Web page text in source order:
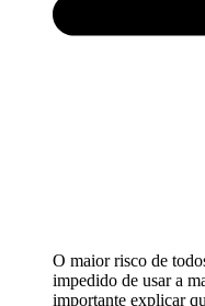
O maior risco de
impedido de usar a
importante explicar